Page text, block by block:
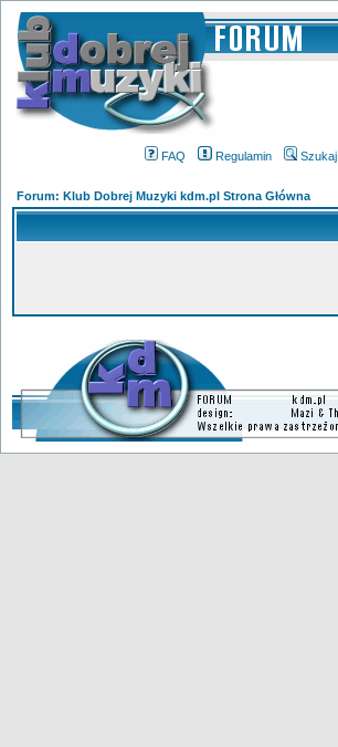
FAQ Regulamin Szukaj
Forum: Klub Dobrej Muzyki kdm.pl Strona Główna